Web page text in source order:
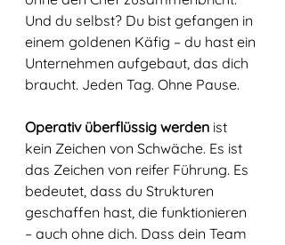
Und du selbst? Du bist gefangen in
einem goldenen Käfig – du hast ein
Unternehmen aufgebaut, das dich
braucht. Jeden Tag. Ohne Pause.
Operativ überflüssig werden ist
kein Zeichen von Schwäche. Es ist
das Zeichen von reifer Führung. Es
bedeutet, dass du Strukturen
geschaffen hast, die funktionieren
– auch ohne dich. Dass dein Team